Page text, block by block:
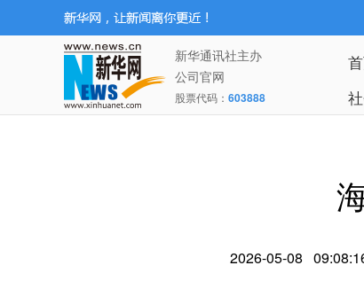
新华通讯社主办
公司官网
股票代码： 603888
2026-05-08